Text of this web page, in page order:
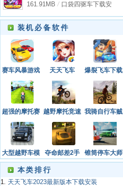
161.91MB /口袋四驱车下载安
装机必备软件
赛车风暴游戏
下载
天天飞车
爆裂飞车下载
安装免费
超强的摩托赛
车
越野摩托竞速
游戏手机版最
新版下载
我骑自行车贼
溜手机版下载
大型越野车模
拟
夺命邮差2手
机版下载中文
锥筒停车大师
最新版
本类排行
1.
天天飞车2023最新版本下载安装